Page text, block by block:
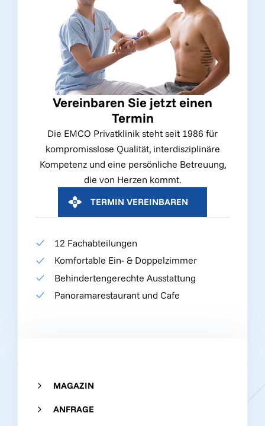
Vereinbaren Sie jetzt einen
Termin
Die EMCO Privatklinik steht seit 1986 für
kompromisslose Qualität, interdisziplinäre
Kompetenz und eine persönliche Betreuung,
die von Herzen kommt.
TERMIN VEREINBAREN
12 Fachabteilungen
Komfortable Ein- & Doppelzimmer
Behindertengerechte Ausstattung
Panoramarestaurant und Cafe
MAGAZIN
ANFRAGE